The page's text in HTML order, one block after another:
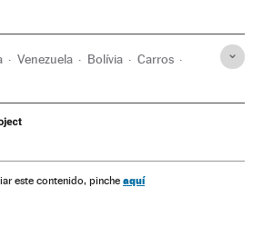
Venezuela Bolívia Carros
América do Norte
Transporte
este contenido, pinche aquí